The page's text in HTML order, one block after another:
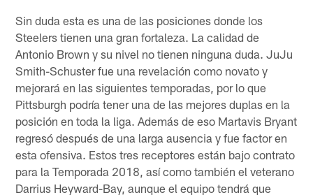
Sin duda esta es una de las posiciones donde los
Steelers tienen una gran fortaleza. La calidad de
Antonio Brown y su nivel no tienen ninguna duda. JuJu
Smith-Schuster fue una revelación como novato y
mejorará en las siguientes temporadas, por lo que
Pittsburgh podría tener una de las mejores duplas en la
posición en toda la liga. Además de eso Martavis Bryant
regresó después de una larga ausencia y fue factor en
esta ofensiva. Estos tres receptores están bajo contrato
para la Temporada 2018, así como también el veterano
Darrius Heyward-Bay, aunque el equipo tendrá que